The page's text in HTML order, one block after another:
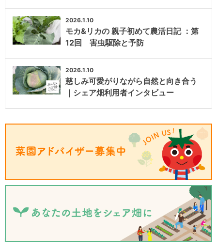
2026.1.10
モカ&リカの 親子初めて農活日記 ：第
12回 害虫駆除と予防
2026.1.10
慈しみ可愛がりながら自然と向き合う
｜シェア畑利用者インタビュー